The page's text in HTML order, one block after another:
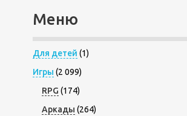
Меню
Для детей (1)
Игры (2 099)
RPG (174)
Аркады (264)